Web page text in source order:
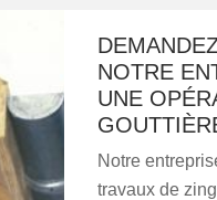
NOTRE
UNE
Notre
travaux de